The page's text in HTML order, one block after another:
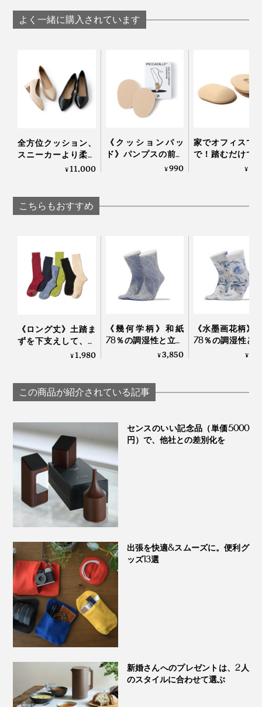
よく一緒に購入されています
全方位クッション、
スニーカーより柔ら
かな「コンフォート
¥11,000
《クッションパッ
ド》パンプスの前す
べりを防ぎ、サイズ
¥990
家でオフィスで
で！踏むだけで
ら元気になれる
¥
こちらもおすすめ
《ロング丈》土踏ま
ずを下支えして、足
底筋をサポートする
ッグ
¥1,980
《幾何学柄》和紙
78％の調湿性と立体
編みのフィット感
ソックス」｜WASI
WASI
¥3,850
《水墨画花柄》
78％の調湿性と
編みのフィッ
¥
この商品が紹介されている記事
センスのいい記念品（単価5000
円）で、他社との差別化を
出張を快適&スムーズに。便利グ
ッズ13選
新婚さんへのプレゼントは、2人
のスタイルに合わせて選ぶ